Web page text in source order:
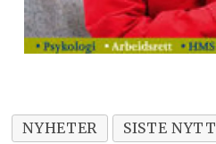
NYHETER SISTE NYTT